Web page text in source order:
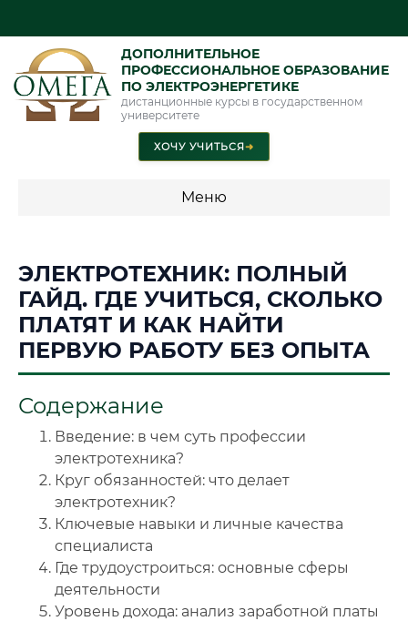
ДОПОЛНИТЕЛЬНОЕ
ПРОФЕССИОНАЛЬНОЕ ОБРАЗОВАНИЕ
ПО ЭЛЕКТРОЭНЕРГЕТИКЕ
дистанционные курсы в государственном
университете
ХОЧУ УЧИТЬСЯ➜
Меню
Стоимость по программам обучения "Электроэнергетика"
📜 Документы и аккредитация ФИС ФРДО
🔍Нажмите на документ для увеличения и просмотра
ЭЛЕКТРОТЕХНИК: ПОЛНЫЙ
ГАЙД. ГДЕ УЧИТЬСЯ, СКОЛЬКО
ПЛАТЯТ И КАК НАЙТИ
ПЕРВУЮ РАБОТУ БЕЗ ОПЫТА
Содержание
Введение: в чем суть профессии
электротехника?
Круг обязанностей: что делает
электротехник?
Ключевые навыки и личные качества
специалиста
Где трудоустроиться: основные сферы
деятельности
Уровень дохода: анализ заработной платы